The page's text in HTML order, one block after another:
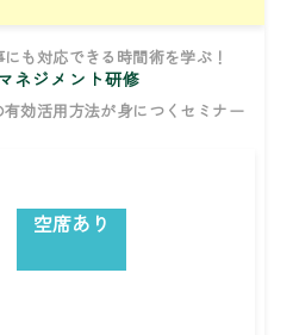
も対応できる時間術を学ぶ！
ネジメント研修
効活用方法が身につくセミナー
空席あり